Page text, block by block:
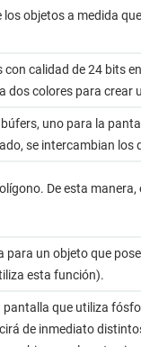
objetos a medida
con calidad de 24 bits
dos colores para crear
uno para la
se intercambian los
De esta
para un objeto que
esta función).
que utiliza
de inmediato